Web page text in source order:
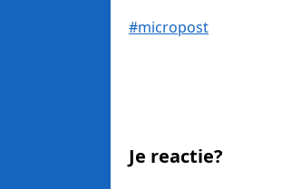
#micropost
Je reactie?